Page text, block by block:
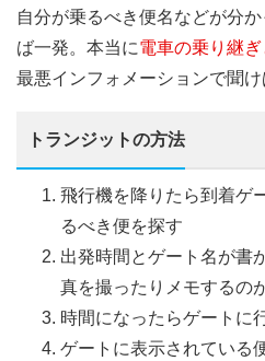
自分が乗るべき便名などが分
ば一発。本当に電車の乗り継ぎ
最悪インフォメーションで聞け
トランジットの方法
飛行機を降りたら到着ゲ
るべき便を探す
出発時間とゲート名が書
真を撮ったりメモするの
時間になったらゲートに
ゲートに表示されている